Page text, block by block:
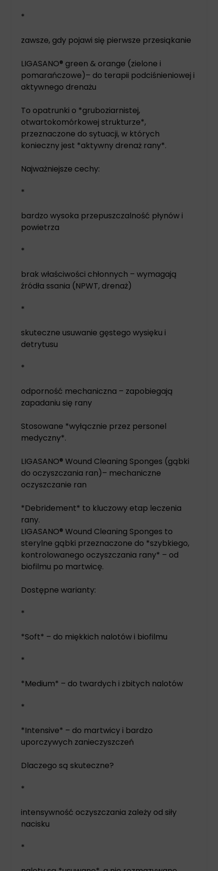
*
zawsze, gdy pojawi się pierwsze przesiąkanie
LIGASANO® green & orange (zielone i
pomarańczowe)– do terapii podciśnieniowej i
aktywnego drenażu
To opatrunki o *gruboziarnistej,
otwartokomórkowej strukturze*,
przeznaczone do sytuacji, w których
konieczny jest *aktywny drenaż rany*.
Najważniejsze cechy:
*
bardzo wysoka przepuszczalność płynów i
powietrza
*
brak właściwości chłonnych – wymagają
źródła ssania (NPWT, drenaż)
*
skuteczne usuwanie gęstego wysięku i
detrytusu
*
odporność mechaniczna – zapobiegają
zapadaniu się rany
Stosowane *wyłącznie przez personel
medyczny*.
LIGASANO® Wound Cleaning Sponges (gąbki
do oczyszczania ran)– mechaniczne
oczyszczanie ran
*Debridement* to kluczowy etap leczenia
rany.
LIGASANO® Wound Cleaning Sponges to
sterylne gąbki przeznaczone do *szybkiego,
kontrolowanego oczyszczania rany* – od
biofilmu po martwicę.
Dostępne warianty:
*
*Soft* – do miękkich nalotów i biofilmu
*
*Medium* – do twardych i zbitych nalotów
*
*Intensive* – do martwicy i bardzo
uporczywych zanieczyszczeń
Dlaczego są skuteczne?
*
intensywność oczyszczania zależy od siły
nacisku
*